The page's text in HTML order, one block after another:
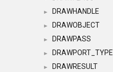
► DRAWHANDLE
► DRAWOBJECT
► DRAWPASS
► DRAWPORT_TYPE
► DRAWRESULT